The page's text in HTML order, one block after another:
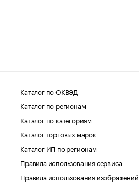
Каталог по ОКВЭД
Каталог по регионам
Каталог по категориям
Каталог торговых марок
Каталог ИП по регионам
Правила использования сервиса
Правила использования изображений